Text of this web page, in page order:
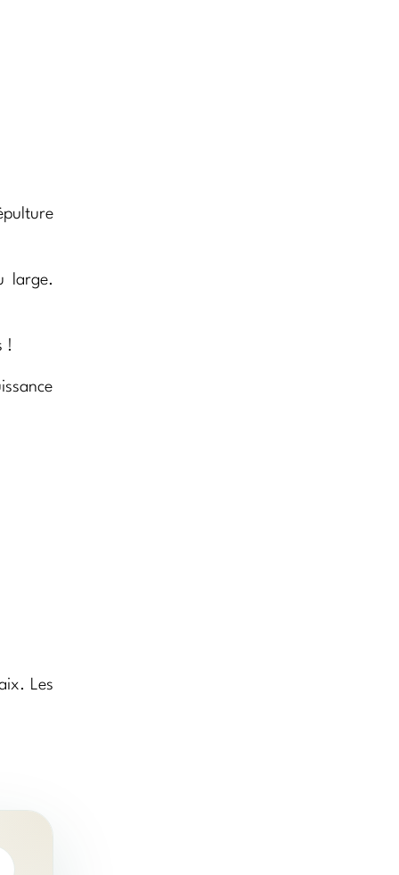
large.
!
Les